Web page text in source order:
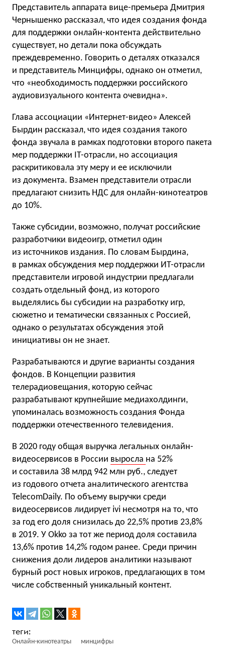
Представитель аппарата вице-премьера Дмитрия
Чернышенко рассказал, что идея создания фонда
для поддержки онлайн-контента действительно
существует, но детали пока обсуждать
преждевременно. Говорить о деталях отказался
и представитель Минцифры, однако он отметил,
что «необходимость поддержки российского
аудиовизуального контента очевидна».
Глава ассоциации «Интернет-видео» Алексей
Бырдин рассказал, что идея создания такого
фонда звучала в рамках подготовки второго пакета
мер поддержки IT-отрасли, но ассоциация
раскритиковала эту меру и ее исключили
из документа. Взамен представители отрасли
предлагают снизить НДС для онлайн-кинотеатров
до 10%.
Также субсидии, возможно, получат российские
разработчики видеоигр, отметил один
из источников издания. По словам Бырдина,
в рамках обсуждения мер поддержки ИТ-отрасли
представители игровой индустрии предлагали
создать отдельный фонд, из которого
выделялись бы субсидии на разработку игр,
сюжетно и тематически связанных с Россией,
однако о результатах обсуждения этой
инициативы он не знает.
Разрабатываются и другие варианты создания
фондов. В Концепции развития
телерадиовещания, которую сейчас
разрабатывают крупнейшие медиахолдинги,
упоминалась возможность создания Фонда
поддержки отечественного телевидения.
В 2020 году общая выручка легальных онлайн-
видеосервисов в России выросла на 52%
и составила 38 млрд 942 млн руб., следует
из годового отчета аналитического агентства
TelecomDaily. По объему выручки среди
видеосервисов лидирует ivi несмотря на то, что
за год его доля снизилась до 22,5% против 23,8%
в 2019. У Okko за тот же период доля составила
13,6% против 14,2% годом ранее. Среди причин
снижения доли лидеров аналитики называют
бурный рост новых игроков, предлагающих в том
числе собственный уникальный контент.
Онлайн-кинотеатры минцифры